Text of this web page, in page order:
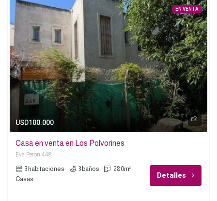
EN VENTA
USD100.000
Casa en venta en Los Polvorines
Eva Peron 448
3 habitaciones 3 baños
280m²
Casas
Detalles